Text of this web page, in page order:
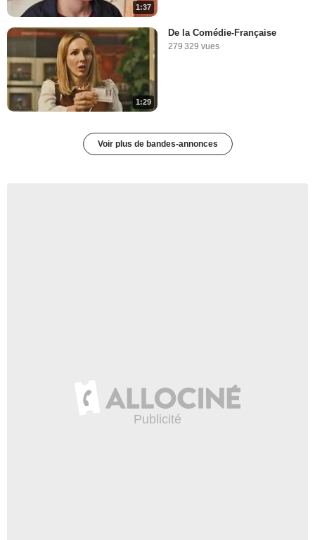
1:37
1:29
De la Comédie-Française
279 329 vues
Voir plus de bandes-annonces